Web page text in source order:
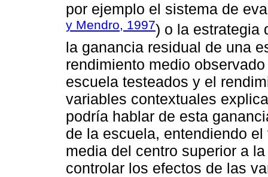
por ejemplo el sistema de
y Mendro, 1997) o la estrategia
la ganancia residual de una
rendimiento medio
escuela testeados y el
variables contextuales
podría hablar de esta
de la escuela, entendiendo
media del centro superior a
controlar los efectos de las